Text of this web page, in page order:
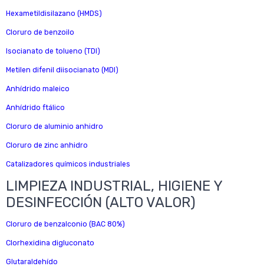
Hexametildisilazano (HMDS)
Cloruro de benzoilo
Isocianato de tolueno (TDI)
Metilen difenil diisocianato (MDI)
Anhídrido maleico
Anhídrido ftálico
Cloruro de aluminio anhidro
Cloruro de zinc anhidro
Catalizadores químicos industriales
LIMPIEZA INDUSTRIAL, HIGIENE Y
DESINFECCIÓN (ALTO VALOR)
Cloruro de benzalconio (BAC 80%)
Clorhexidina digluconato
Glutaraldehído